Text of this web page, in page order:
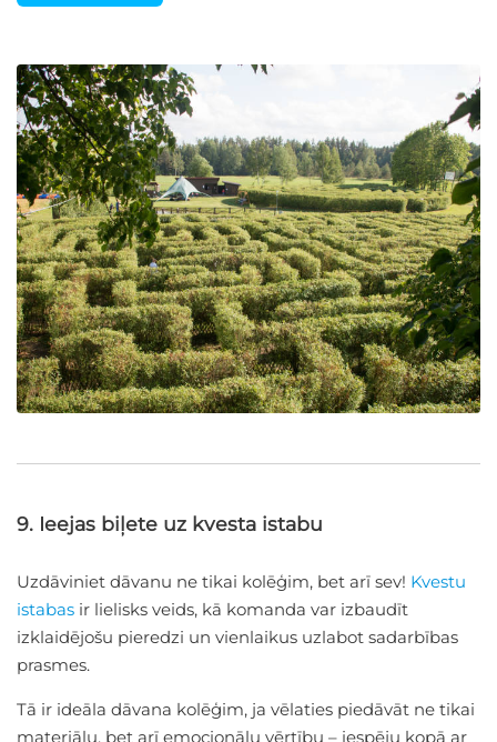
9. Ieejas biļete uz kvesta istabu
Uzdāviniet dāvanu ne tikai kolēģim, bet arī sev! Kvestu
istabas ir lielisks veids, kā komanda var izbaudīt
izklaidējošu pieredzi un vienlaikus uzlabot sadarbības
prasmes.
Tā ir ideāla dāvana kolēģim, ja vēlaties piedāvāt ne tikai
materiālu, bet arī emocionālu vērtību – iespēju kopā ar